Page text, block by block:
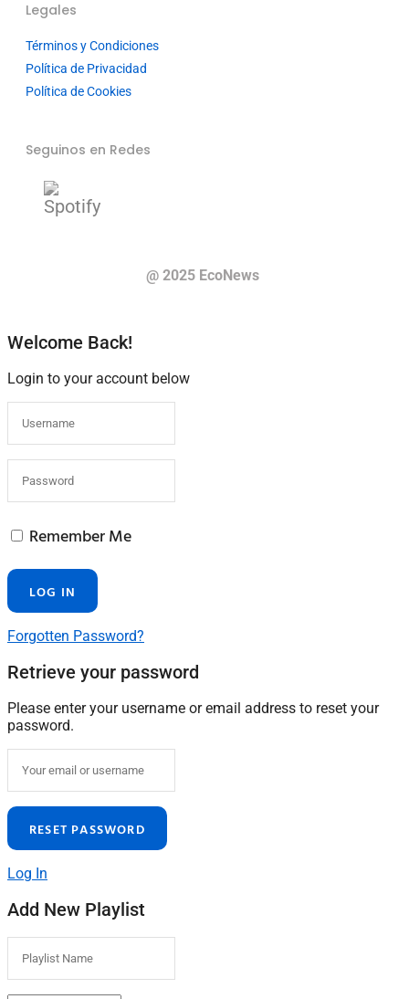
Legales
Términos y Condiciones
Política de Privacidad
Política de Cookies
Seguinos en Redes
@ 2025 EcoNews
Welcome Back!
Login to your account below
Remember Me
Forgotten Password?
Retrieve your password
Please enter your username or email address to reset your
password.
Log In
Add New Playlist